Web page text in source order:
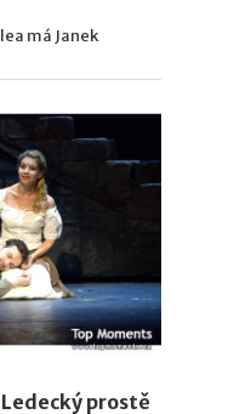
má Janek
prostě